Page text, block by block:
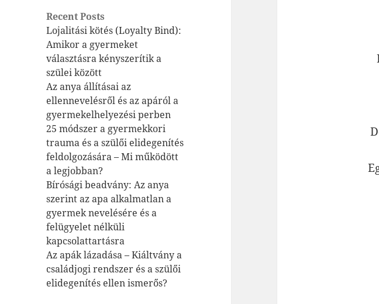
Recent Posts
Lojalitási kötés (Loyalty Bind):
Amikor a gyermeket
választásra kényszerítik a
szülei között
Az anya állításai az
ellennevelésről és az apáról a
gyermekelhelyezési perben
25 módszer a gyermekkori
trauma és a szülői elidegenítés
feldolgozására – Mi működött
a legjobban?
Bírósági beadvány: Az anya
szerint az apa alkalmatlan a
gyermek nevelésére és a
felügyelet nélküli
kapcsolattartásra
Az apák lázadása – Kiáltvány a
családjogi rendszer és a szülői
elidegenítés ellen ismerős?